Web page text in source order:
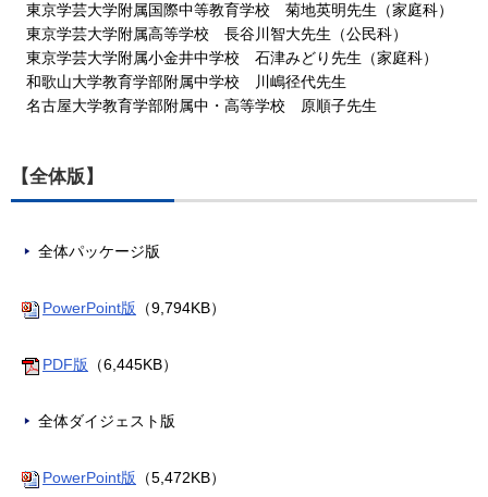
東京学芸大学附属国際中等教育学校 菊地英明先生（家庭科）
東京学芸大学附属高等学校 長谷川智大先生（公民科）
東京学芸大学附属小金井中学校 石津みどり先生（家庭科）
和歌山大学教育学部附属中学校 川嶋径代先生
名古屋大学教育学部附属中・高等学校 原順子先生
【全体版】
全体パッケージ版
PowerPoint版 （9,794KB）
PDF版 （6,445KB）
全体ダイジェスト版
PowerPoint版 （5,472KB）